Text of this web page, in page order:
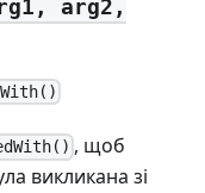
arg2,
, щоб
викликана зі